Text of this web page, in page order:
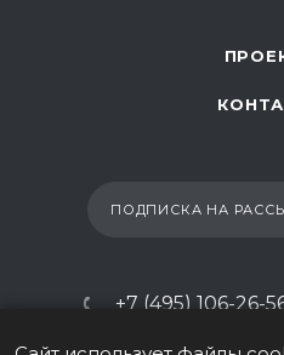
ПОДПИСКА НА
+7 (495) 106-26-